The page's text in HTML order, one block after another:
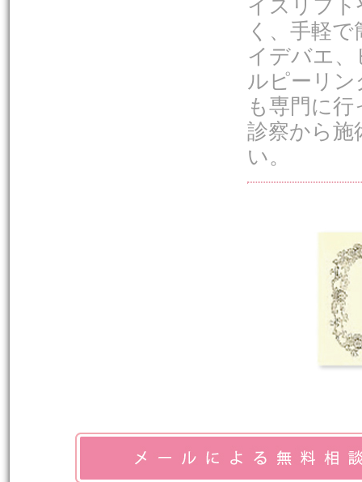
イスリフ
く、手軽
イデバエ
ルピーリ
も専門に
診察から施
い。